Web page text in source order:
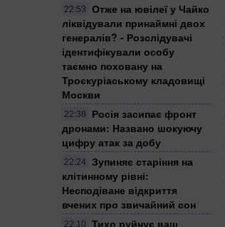
22:53
Отже на ювілеї у Чайко
ліквідували принаймні двох
генералів? - Розслідувачі
ідентифікували особу
таємно поховану на
Троєкуріаському кладовищі
Москви
22:38
Росія засипає фронт
дронами: Названо шокуючу
цифру атак за добу
22:24
Зупиняє старіння на
клітинному рівні:
Несподіване відкриття
вчених про звичайний сон
22:10
Тихо руйнує ваш